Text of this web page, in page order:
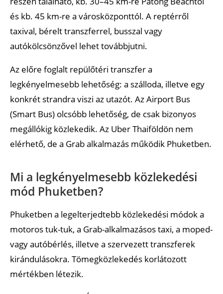
és kb. 45 km-re a városközponttól. A reptérről
taxival, bérelt transzferrel, busszal vagy
autókölcsönzővel lehet továbbjutni.
Az előre foglalt repülőtéri transzfer a
legkényelmesebb lehetőség: a szálloda, illetve egy
konkrét strandra viszi az utazót. Az Airport Bus
(Smart Bus) olcsóbb lehetőség, de csak bizonyos
megállókig közlekedik. Az Uber Thaiföldön nem
elérhető, de a Grab alkalmazás működik Phuketben.
Mi a legkényelmesebb közlekedési
mód Phuketben?
Phuketben a legelterjedtebb közlekedési módok a
motoros tuk-tuk, a Grab-alkalmazásos taxi, a moped-
vagy autóbérlés, illetve a szervezett transzferek
kirándulásokra. Tömegközlekedés korlátozott
mértékben létezik.